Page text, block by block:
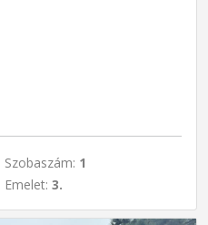
Szobaszám: 1
Emelet: 3.